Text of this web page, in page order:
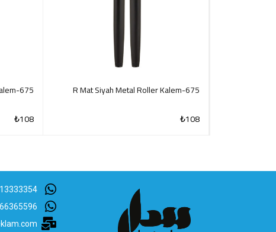
675-R Mat Siyah Metal Roller Kalem
₺108
675-R Beyaz Metal Roller Kalem
₺108